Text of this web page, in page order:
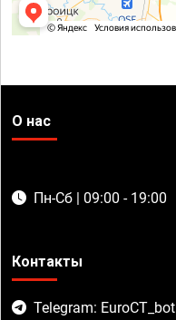
О нас
Пн-Сб | 09:00 - 19:00
Контакты
Telegram: EuroCT_bot